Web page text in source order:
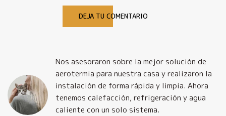
DEJA TU COMENTARIO
Nos asesoraron sobre la mejor solución de
aerotermia para nuestra casa y realizaron la
instalación de forma rápida y limpia. Ahora
tenemos calefacción, refrigeración y agua
caliente con un solo sistema.